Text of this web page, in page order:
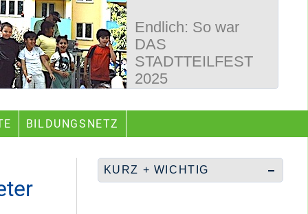
BILDUNGSNETZ
KURZ + WICHTIG
Endlich: So war
DAS
STADTTEILFEST
2025
Wegbereiter &